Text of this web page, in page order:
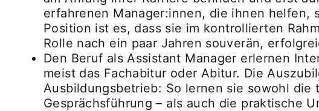
erfahrenen Manager:innen, die ihnen
Position ist es, dass sie im kontrollierten
Rolle nach ein paar Jahren souverän,
Den Beruf als Assistant Manager erlernen
meist das Fachabitur oder Abitur. Die
Ausbildungsbetrieb: So lernen sie sowohl die
Gesprächsführung – als auch die praktische